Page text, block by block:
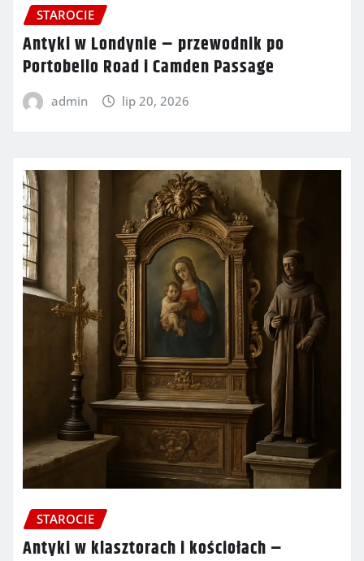
STAROCIE
Antyki w Londynie – przewodnik po
Portobello Road i Camden Passage
admin lip 20, 2026
STAROCIE
Antyki w klasztorach i kościołach –